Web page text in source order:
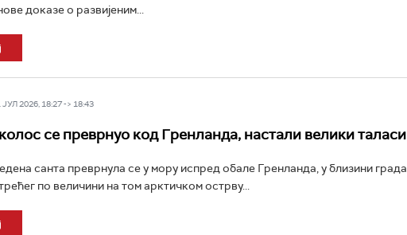
доказе о развијеним...
2026, 18:27 -> 18:43
се преврнуо код Гренланда, настали велики таласи
санта преврнула се у мору испред обале Гренланда, у близини града
по величини на том арктичком острву...